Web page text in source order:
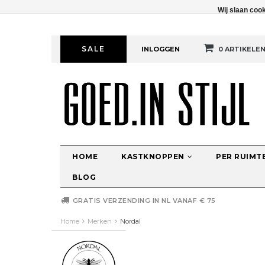
SALE INLOGGEN 0 ARTIKELEN
HOME KASTKNOPPEN PER
BLOG
GRATIS VERZENDING IN NL VANAF € 75
Home Merken Nordal
Wij slaan